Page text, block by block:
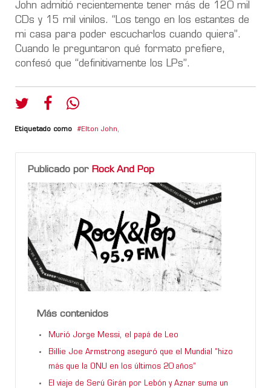
John admitió recientemente tener más de 120 mil
CDs y 15 mil vinilos. “Los tengo en los estantes de
mi casa para poder escucharlos cuando quiera”.
Cuando le preguntaron qué formato prefiere,
confesó que “definitivamente los LPs”.
Etiquetado como Elton John,
Publicado por Rock And Pop
Más contenidos
Murió Jorge Messi, el papá de Leo
Billie Joe Armstrong aseguró que el Mundial “hizo
más que la ONU en los últimos 20 años”
El viaje de Serú Girán por Lebón y Aznar suma un